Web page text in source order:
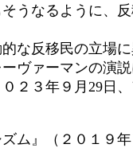
うなるように、反
な反移民の立場に
ヴァーマンの演説
２３年９月29日、
ム』（２０１９年